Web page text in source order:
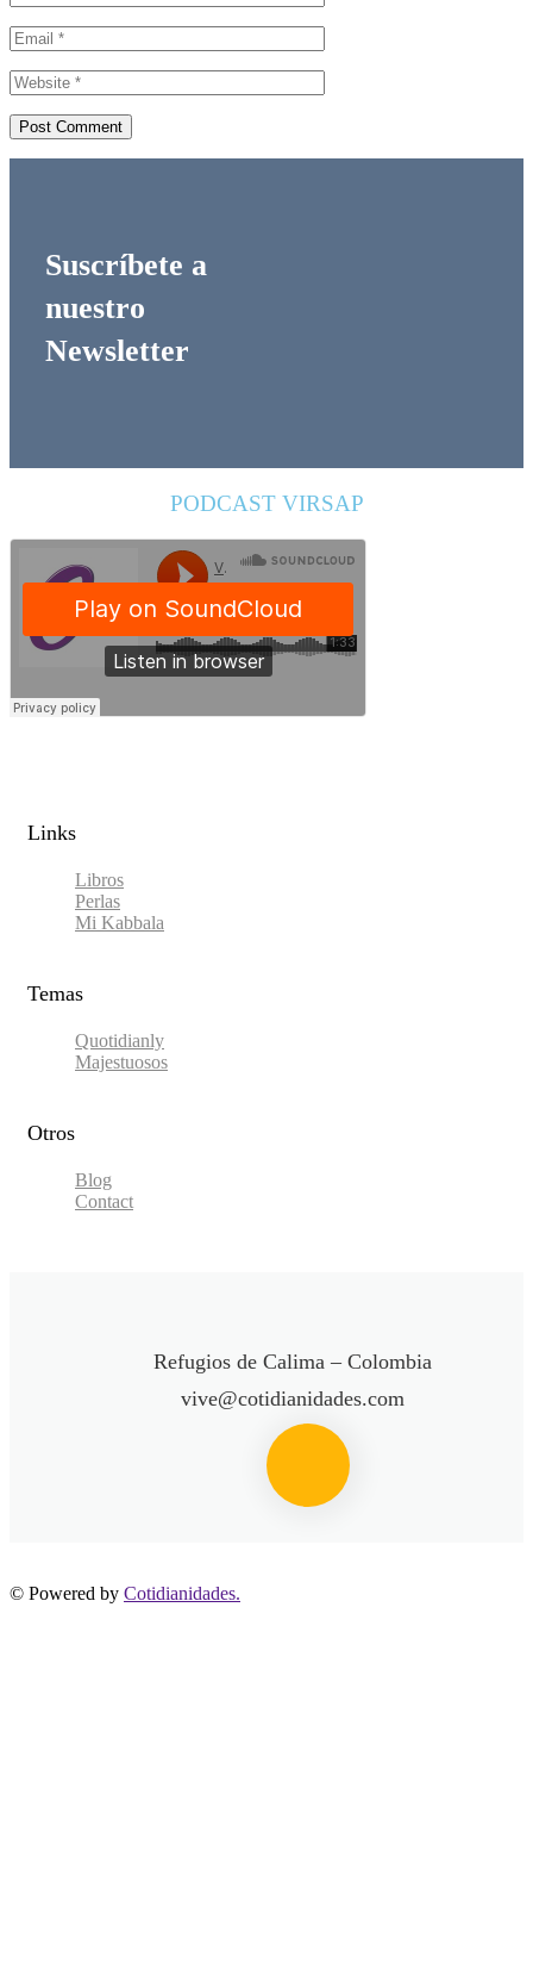
Suscríbete a
nuestro
Newsletter
PODCAST VIRSAP
Links​
Libros
Perlas
Mi Kabbala
Temas
Quotidianly
Majestuosos
Otros
Blog
Contact
Refugios de Calima – Colombia
vive@cotidianidades.com
© Powered by Cotidianidades.